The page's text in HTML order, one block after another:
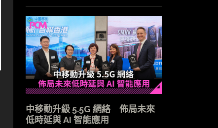
中移動升級 5.5G 網絡 佈局未來
低時延與 AI 智能應用